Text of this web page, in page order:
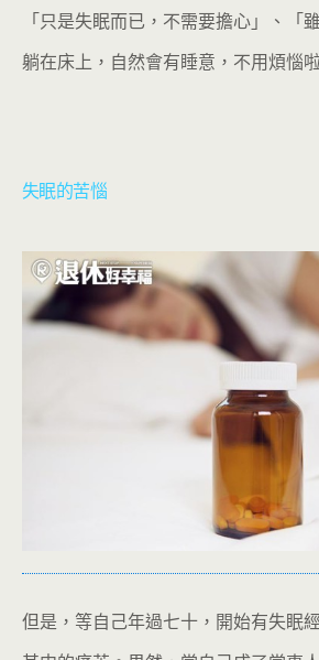
「只是失眠而已，不需要擔心」、「
躺在床上，自然會有睡意，不用煩惱
失眠的苦惱
但是，等自己年過七十，開始有失眠